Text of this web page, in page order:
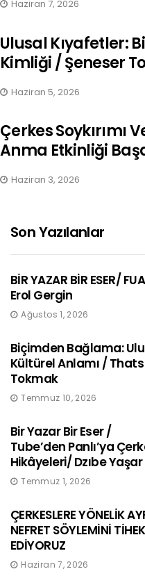
Haziran 7, 2026
Ulusal Kıyafetler:
Kimliği / Şeneser
Haziran 5, 2026
Çerkes Soykırımı
Anma Etkinliği
Haziran 3, 2026
Son Yazılanlar
BİR YAZAR BİR ESER/
Erol Gergin
Ağustos 1, 2026
Biçimden Bağlama:
Kültürel Anlamı /
Tokmak
Temmuz 10, 2026
Bir Yazar Bir Eser /
Tube’den Panlı’ya
Hikâyeleri/ Dzıbe Yaşar
Temmuz 1, 2026
ÇERKESLERE YÖNELİK
NEFRET SÖYLEMİNİ
EDİYORUZ
Haziran 7, 2026